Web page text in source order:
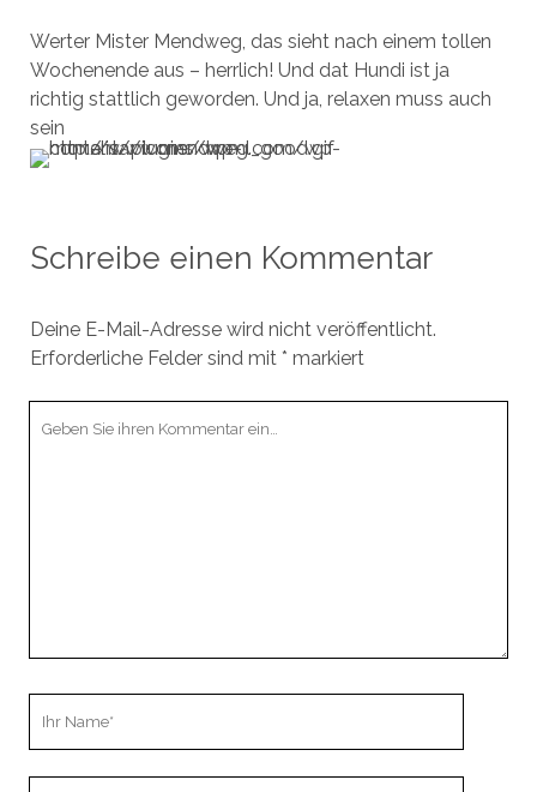
Werter Mister Mendweg, das sieht nach einem tollen
Wochenende aus – herrlich! Und dat Hundi ist ja
richtig stattlich geworden. Und ja, relaxen muss auch
sein
Schreibe einen Kommentar
Deine E-Mail-Adresse wird nicht veröffentlicht.
Erforderliche Felder sind mit * markiert